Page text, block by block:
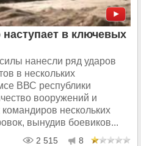
в ключевых
нанесли ряд ударов
в нескольких
ВВС республики
вооружений и
нескольких
вынудив боевиков...
2 515 8